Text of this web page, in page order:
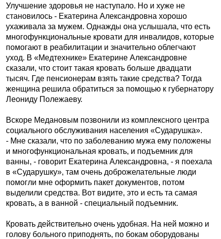
Улучшение здоровья не наступало. Но и хуже не
становилось - Екатерина Александровна хорошо
ухаживала за мужем. Однажды она услышала, что есть
многофункциональные кровати для инвалидов, которые
помогают в реабилитации и значительно облегчают
уход. В «Медтехнике» Екатерине Александровне
сказали, что стоит такая кровать больше двадцати
тысяч. Где пенсионерам взять такие средства? Тогда
женщина решила обратиться за помощью к губернатору
Леониду Полежаеву.
Вскоре Медановым позвонили из комплексного центра
социального обслуживания населения «Сударушка».
- Мне сказали, что по заболеванию мужа ему положены
и многофункциональная кровать, и подъемник для
ванны, - говорит Екатерина Александровна, - я поехала
в «Сударушку», там очень доброжелательные люди
помогли мне оформить пакет документов, потом
выделили средства. Вот видите, это и есть та самая
кровать, а в ванной - специальный подъемник.
Кровать действительно очень удобная. На ней можно и
голову больного приподнять, по бокам оборудованы